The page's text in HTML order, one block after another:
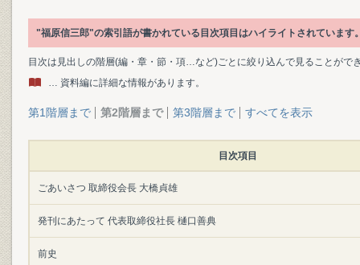
"福原信三郎"の索引語が書かれている目次項目はハイライトされています
目次は見出しの階層(編・章・節・項…など)ごとに絞り込んで見ることがで
… 資料編に詳細な情報があります。
第1階層まで 第2階層まで 第3階層まで すべてを表示
目次項目
ごあいさつ 取締役会長 大橋貞雄
発刊にあたって 代表取締役社長 樋口善典
前史